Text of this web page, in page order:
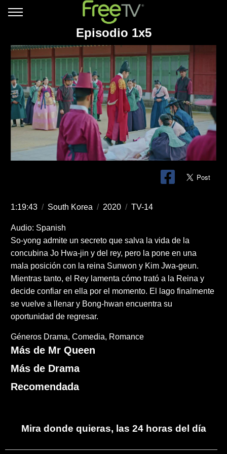
Episodio 1x5
1:19:43 / South Korea / 2020 / TV-14
Audio: Spanish
So-yong admite un secreto que salva la vida de la
concubina Jo Hwa-jin y del rey, pero la pone en una
mala posición con la reina Sunwon y Kim Jwa-geun.
Mientras tanto, el Rey lamenta cómo trató a la Reina y
decide confiar en ella por el momento. El lago finalmente
se vuelve a llenar y Bong-hwan encuentra su
oportunidad de regresar.
Géneros Drama Comedia Romance
Más de Mr Queen
Más de Drama
Recomendada
Mira donde quieras, las 24 horas del día